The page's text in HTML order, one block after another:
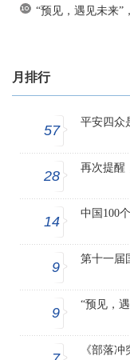
“预见，遇见未来”
月排行
57
平安四众
28
再次提醒
14
中国100
9
第十一届
9
“预见，
《部落